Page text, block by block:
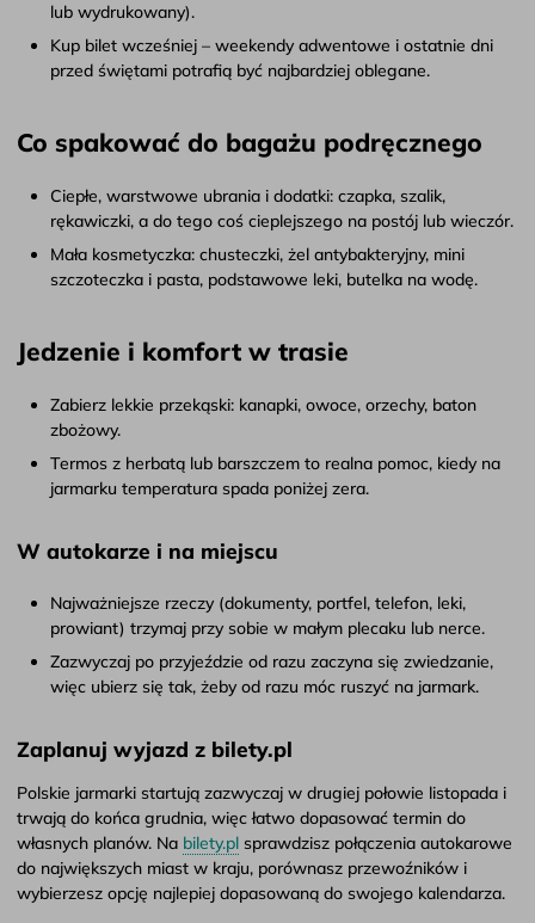
lub wydrukowany).
Kup bilet wcześniej – weekendy adwentowe i ostatnie dni
przed świętami potrafią być najbardziej oblegane.
Co spakować do bagażu podręcznego
Ciepłe, warstwowe ubrania i dodatki: czapka, szalik,
rękawiczki, a do tego coś cieplejszego na postój lub wieczór.
Mała kosmetyczka: chusteczki, żel antybakteryjny, mini
szczoteczka i pasta, podstawowe leki, butelka na wodę.
Jedzenie i komfort w trasie
Zabierz lekkie przekąski: kanapki, owoce, orzechy, baton
zbożowy.
Termos z herbatą lub barszczem to realna pomoc, kiedy na
jarmarku temperatura spada poniżej zera.
W autokarze i na miejscu
Najważniejsze rzeczy (dokumenty, portfel, telefon, leki,
prowiant) trzymaj przy sobie w małym plecaku lub nerce.
Zazwyczaj po przyjeździe od razu zaczyna się zwiedzanie,
więc ubierz się tak, żeby od razu móc ruszyć na jarmark.
Zaplanuj wyjazd z bilety.pl
Polskie jarmarki startują zazwyczaj w drugiej połowie listopada i
trwają do końca grudnia, więc łatwo dopasować termin do
własnych planów. Na bilety.pl sprawdzisz połączenia autokarowe
do największych miast w kraju, porównasz przewoźników i
wybierzesz opcję najlepiej dopasowaną do swojego kalendarza.